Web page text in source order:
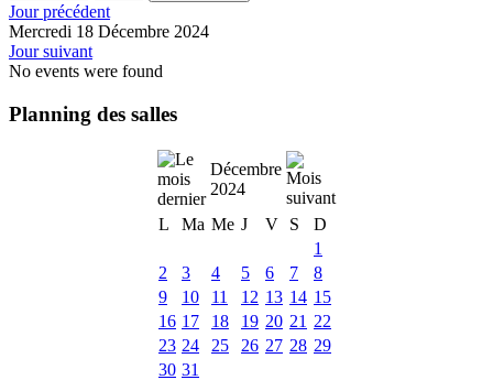
Jour précédent
Mercredi 18 Décembre 2024
Jour suivant
No events were found
Planning des salles
Décembre
2024
L
Ma Me J V S
D
1
2
3 4 5 6 7
8
9
10 11 12 13 14 15
16 17 18 19 20 21 22
23 24 25 26 27 28 29
30 31